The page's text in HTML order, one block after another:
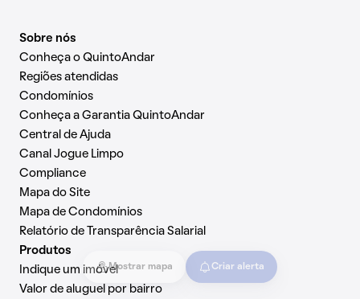
Mostrar mapa Criar alerta
Sobre nós
Conheça o QuintoAndar
Regiões atendidas
Condomínios
Conheça a Garantia QuintoAndar
Central de Ajuda
Canal Jogue Limpo
Compliance
Mapa do Site
Mapa de Condomínios
Relatório de Transparência Salarial
Produtos
Indique um imóvel
Valor de aluguel por bairro